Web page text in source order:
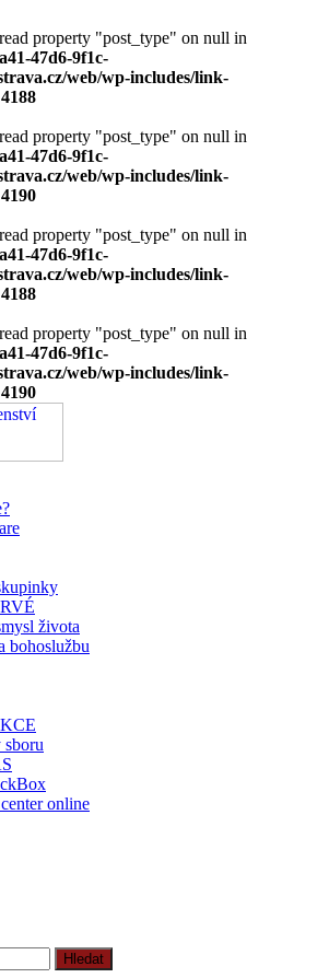
property "post_type" on null in
47d6-9f1c-
web/wp-includes/link-
4188
property "post_type" on null in
47d6-9f1c-
web/wp-includes/link-
4190
property "post_type" on null in
47d6-9f1c-
web/wp-includes/link-
4188
property "post_type" on null in
47d6-9f1c-
web/wp-includes/link-
4190
života
bohoslužbu
sboru
online